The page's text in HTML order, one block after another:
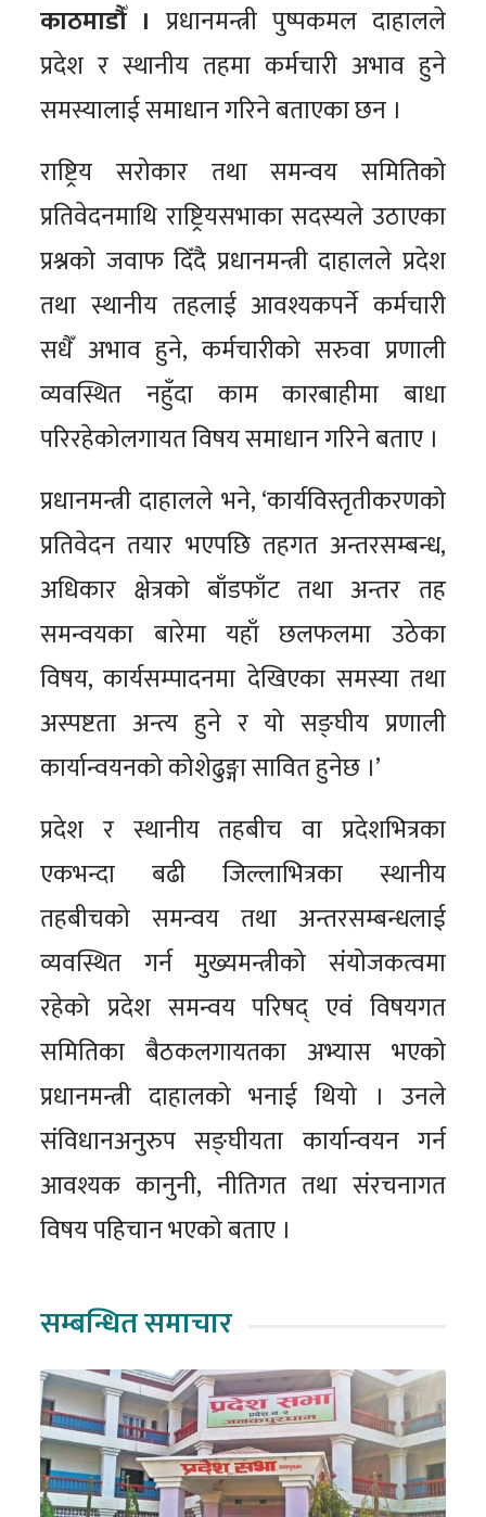
काठमाडौँ । प्रधानमन्त्री पुष्पकमल दाहालले
प्रदेश र स्थानीय तहमा कर्मचारी अभाव हुने
समस्यालाई समाधान गरिने बताएका छन ।
राष्ट्रिय सरोकार तथा समन्वय समितिको
प्रतिवेदनमाथि राष्ट्रियसभाका सदस्यले उठाएका
प्रश्नको जवाफ दिँदै प्रधानमन्त्री दाहालले प्रदेश
तथा स्थानीय तहलाई आवश्यकपर्ने कर्मचारी
सधैँ अभाव हुने, कर्मचारीको सरुवा प्रणाली
व्यवस्थित नहुँदा काम कारबाहीमा बाधा
परिरहेकोलगायत विषय समाधान गरिने बताए ।
प्रधानमन्त्री दाहालले भने, ‘कार्यविस्तृतीकरणको
प्रतिवेदन तयार भएपछि तहगत अन्तरसम्बन्ध,
अधिकार क्षेत्रको बाँडफाँट तथा अन्तर तह
समन्वयका बारेमा यहाँ छलफलमा उठेका
विषय, कार्यसम्पादनमा देखिएका समस्या तथा
अस्पष्टता अन्त्य हुने र यो सङ्घीय प्रणाली
कार्यान्वयनको कोशेढुङ्गा सावित हुनेछ ।’
प्रदेश र स्थानीय तहबीच वा प्रदेशभित्रका
एकभन्दा बढी जिल्लाभित्रका स्थानीय
तहबीचको समन्वय तथा अन्तरसम्बन्धलाई
व्यवस्थित गर्न मुख्यमन्त्रीको संयोजकत्वमा
रहेको प्रदेश समन्वय परिषद् एवं विषयगत
समितिका बैठकलगायतका अभ्यास भएको
प्रधानमन्त्री दाहालको भनाई थियो । उनले
संविधानअनुरुप सङ्घीयता कार्यान्वयन गर्न
आवश्यक कानुनी, नीतिगत तथा संरचनागत
विषय पहिचान भएको बताए ।
सम्बन्धित समाचार